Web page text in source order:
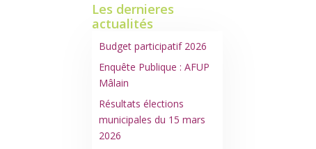
Les dernieres
actualités
Budget participatif 2026
Enquête Publique : AFUP
Mâlain
Résultats élections
municipales du 15 mars
2026